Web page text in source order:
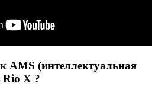
AMS (интеллектуальная
X ?